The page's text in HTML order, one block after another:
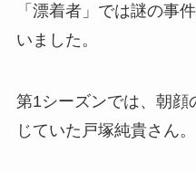
「漂着者」では謎の事
いました。
第1シーズンでは、朝顔
じていた戸塚純貴さん。